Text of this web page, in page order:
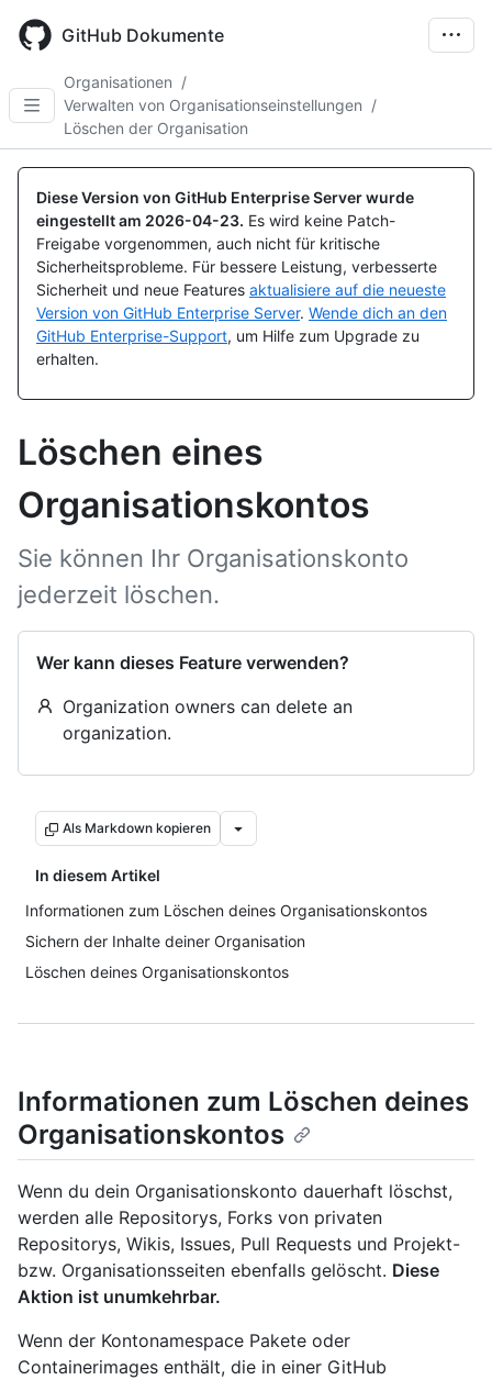
main
GitHub Dokumente
Organisationen /
Verwalten von Organisationseinstellungen /
Löschen der Organisation
Diese Version von GitHub Enterprise Server wurde
eingestellt am 2026-04-23. Es wird keine Patch-
Freigabe vorgenommen, auch nicht für kritische
Sicherheitsprobleme. Für bessere Leistung, verbesserte
Sicherheit und neue Features aktualisiere auf die neueste
Version von GitHub Enterprise Server. Wende dich an den
GitHub Enterprise-Support, um Hilfe zum Upgrade zu
erhalten.
Löschen eines
Organisationskontos
Sie können Ihr Organisationskonto
jederzeit löschen.
Wer kann dieses Feature verwenden?
Organization owners can delete an
organization.
Als Markdown kopieren
In diesem Artikel
Informationen zum Löschen deines Organisationskontos
Sichern der Inhalte deiner Organisation
Löschen deines Organisationskontos
Informationen zum Löschen deines
Organisationskontos
Wenn du dein Organisationskonto dauerhaft löschst,
werden alle Repositorys, Forks von privaten
Repositorys, Wikis, Issues, Pull Requests und Projekt-
bzw. Organisationsseiten ebenfalls gelöscht. Diese
Aktion ist unumkehrbar.
Wenn der Kontonamespace Pakete oder
Containerimages enthält, die in einer GitHub